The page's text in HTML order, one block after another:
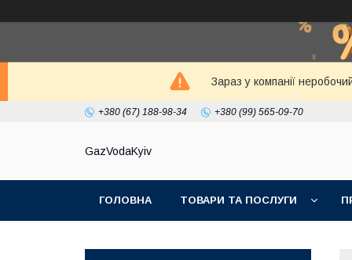
Зараз у компанії
+380 (67) 188-98-34 +380 (99) 565-09-70
GazVodaKyiv
ГОЛОВНА ТОВАРИ ТА ПОСЛУГИ